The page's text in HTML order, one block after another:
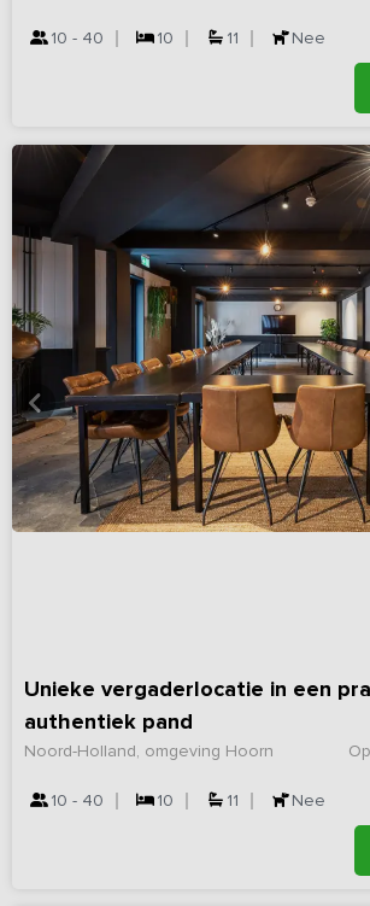
10 - 40 10 11 Nee
Unieke vergaderlocatie in een
authentiek pand
Noord-Holland, omgeving Hoorn
10 - 40 10 11 Nee